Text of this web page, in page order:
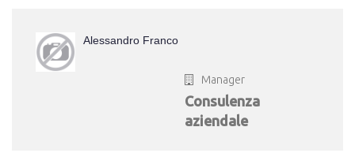
Alessandro Franco
Manager
Consulenza
aziendale